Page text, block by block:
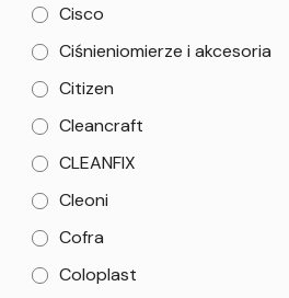
Cisco
Ciśnieniomierze i akcesoria
Citizen
Cleancraft
CLEANFIX
Cleoni
Cofra
Coloplast